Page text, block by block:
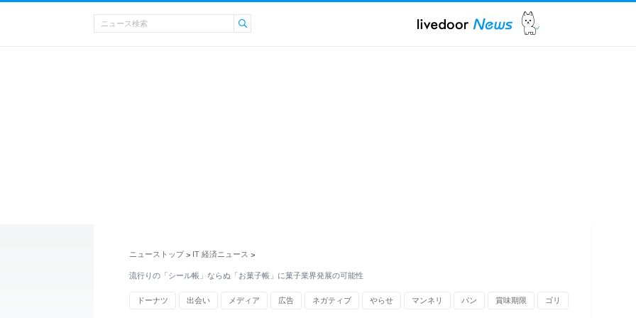
ニューストップ > IT 経済ニュース >
流行りの「シール帳」ならぬ「お菓子帳」に菓子業界発展の可能性
ドーナツ 出会い メディア 広告 ネガティブ やらせ マンネリ パン 賞味期限 ゴリ